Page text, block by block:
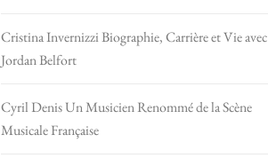
Cristina Invernizzi Biographie, Carrière et Vie avec
Jordan Belfort
Cyril Denis Un Musicien Renommé de la Scène
Musicale Française